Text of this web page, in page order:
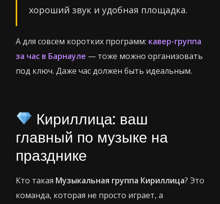
хороший звук и удобная площадка.
А для совсем коротких программ: кавер-группа
за час в Барнауле — тоже можно организовать
под ключ. Даже час должен быть идеальным.
Кириллица: ваш
главный по музыке на
празднике
Кто такая Музыкальная группа Кириллица? Это
команда, которая не просто играет, а